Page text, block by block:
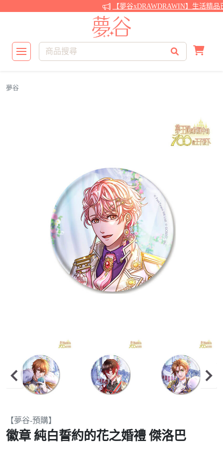
【夢谷xDRAWDRAWIN】生活精品
夢谷
Item
2
of
【夢谷-預購】
徽章 純白誓約的花之婚禮 傑洛巴